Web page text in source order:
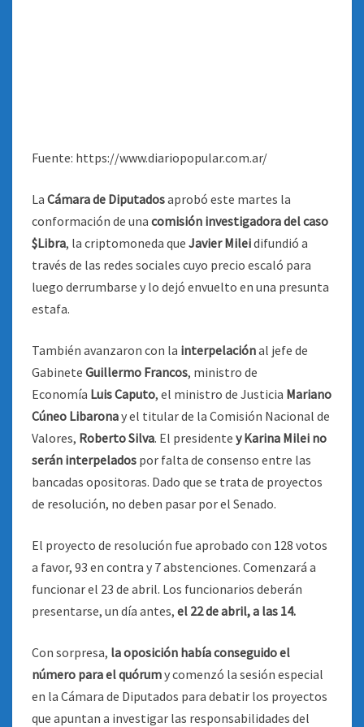
Fuente: https://www.diariopopular.com.ar/
La Cámara de Diputadosaprobó este martes la
conformación de una comisión investigadora del caso
$Libra, la criptomoneda que Javier Mileidifundió a
través de las redes sociales cuyo precio escaló para
luego derrumbarse y lo dejó envuelto en una presunta
estafa.
También avanzaron con la interpelaciónal jefe de
Gabinete Guillermo Francos, ministro de
Economía Luis Caputo, el ministro de Justicia Mariano
Cúneo Libaronay el titular de la Comisión Nacional de
Valores, Roberto Silva. El presidente y Karina Milei no
serán interpelados por falta de consenso entre las
bancadas opositoras. Dado que se trata de proyectos
de resolución, no deben pasar por el Senado.
El proyecto de resolución fue aprobado con 128 votos
a favor, 93 en contra y 7 abstenciones. Comenzará a
funcionar el 23 de abril. Los funcionarios deberán
presentarse, un día antes, el 22 de abril, a las 14.
Con sorpresa, la oposición había conseguido el
número para el quórumy comenzó la sesión especial
en la Cámara de Diputados para debatir los proyectos
que apuntan a investigar las responsabilidades del